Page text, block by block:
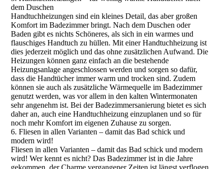
dem Duschen
Handtuchheizungen sind ein kleines Detail, das aber großen
Komfort im Badezimmer bringt. Nach dem Duschen oder
Baden gibt es nichts Schöneres, als sich in ein warmes und
flauschiges Handtuch zu hüllen. Mit einer Handtuchheizung ist
dies jederzeit möglich und das ohne zusätzlichen Aufwand. Die
Heizungen können ganz einfach an die bestehende
Heizungsanlage angeschlossen werden und sorgen so dafür,
dass die Handtücher immer warm und trocken sind. Zudem
können sie auch als zusätzliche Wärmequelle im Badezimmer
genutzt werden, was vor allem in den kalten Wintermonaten
sehr angenehm ist. Bei der Badezimmersanierung bietet es sich
daher an, auch eine Handtuchheizung einzuplanen und so für
noch mehr Komfort im eigenen Zuhause zu sorgen.
6. Fliesen in allen Varianten – damit das Bad schick und
modern wird!
Fliesen in allen Varianten – damit das Bad schick und modern
wird! Wer kennt es nicht? Das Badezimmer ist in die Jahre
gekommen, der Charme vergangener Zeiten ist längst verflogen